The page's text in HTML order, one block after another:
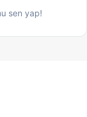
sen yap!